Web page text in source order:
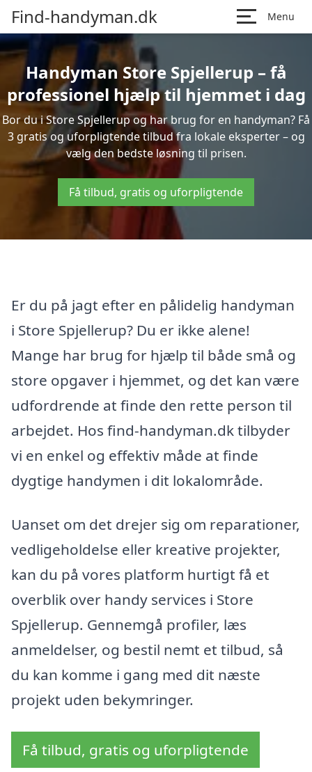
Find-handyman.dk Menu
Handyman Store Spjellerup – få
professionel hjælp til hjemmet i dag
Bor du i Store Spjellerup og har brug for en handyman? Få
3 gratis og uforpligtende tilbud fra lokale eksperter – og
vælg den bedste løsning til prisen.
Få tilbud, gratis og uforpligtende
Er du på jagt efter en pålidelig handyman
i Store Spjellerup? Du er ikke alene!
Mange har brug for hjælp til både små og
store opgaver i hjemmet, og det kan være
udfordrende at finde den rette person til
arbejdet. Hos find-handyman.dk tilbyder
vi en enkel og effektiv måde at finde
dygtige handymen i dit lokalområde.
Uanset om det drejer sig om reparationer,
vedligeholdelse eller kreative projekter,
kan du på vores platform hurtigt få et
overblik over handy services i Store
Spjellerup. Gennemgå profiler, læs
anmeldelser, og bestil nemt et tilbud, så
du kan komme i gang med dit næste
projekt uden bekymringer.
Få tilbud, gratis og uforpligtende